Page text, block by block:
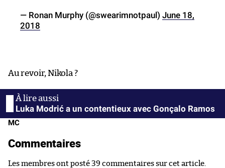
— Ronan Murphy (@swearimnotpaul) June 18,
2018
Au revoir, Nikola ?
Luka Modrić a un contentieux avec Gonçalo Ramos
MC
Commentaires
Les membres ont posté 39 commentaires sur cet article.